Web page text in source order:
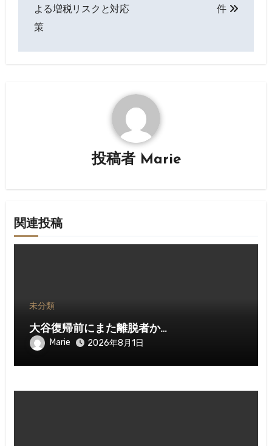
ナ
ビ
よる増税リスクと対応
策
件
投稿者 Marie
関連投稿
未分類
大谷復帰前にまた離脱者か…
Marie 2026年8月1日